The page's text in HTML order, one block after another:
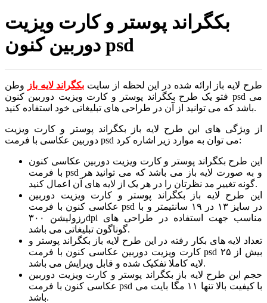
بکگراند پوستر و کارت ویزیت
دوربین کنون psd
طرح لایه باز ارائه شده در این لحظه از سایت بکگراند لایه باز وطن
فتو یک طرح بکگراند پوستر و کارت ویزیت دوربین کنون psd می
باشد که می توانید از آن در طراحی های تبلیغاتی خود استفاده کنید.
از ویژگی های این طرح لایه باز بکگراند پوستر و کارت ویزیت
دوربین عکاسی با فرمت psd می توان به موارد زیر اشاره کرد:
این طرح بکگراند پوستر و کارت ویزیت دوربین عکاسی کنون
با فرمت psd و به صورت لایه باز می باشد که می توانید هر
گونه تغییر مد نظرتان را در هر یک از لایه های آن اعمال کنید.
این طرح لایه باز بکگراند پوستر و کارت ویزیت دوربین
عکاسی کنون با فرمت psd در سایز ۱۳ در ۱۹ سانتیمتر و با
رزولیشن ۳۰۰dpi مناسب جهت استفاده در طراحی های
گوناگون تبلیغاتی می باشد.
تعداد لایه های بکار رفته در این طرح لایه باز بکگراند پوستر و
کارت ویزیت دوربین عکاسی کنون با فرمت psd بیش از ۲۵
لایه کاملا تفکیک شده و قابل ویرایش می باشد.
حجم این طرح لایه باز بکگراند پوستر و کارت ویزیت دوربین
عکاسی کنون با فرمت psd با کیفیت بالا تنها ۱۱ مگا بایت می
باشد.